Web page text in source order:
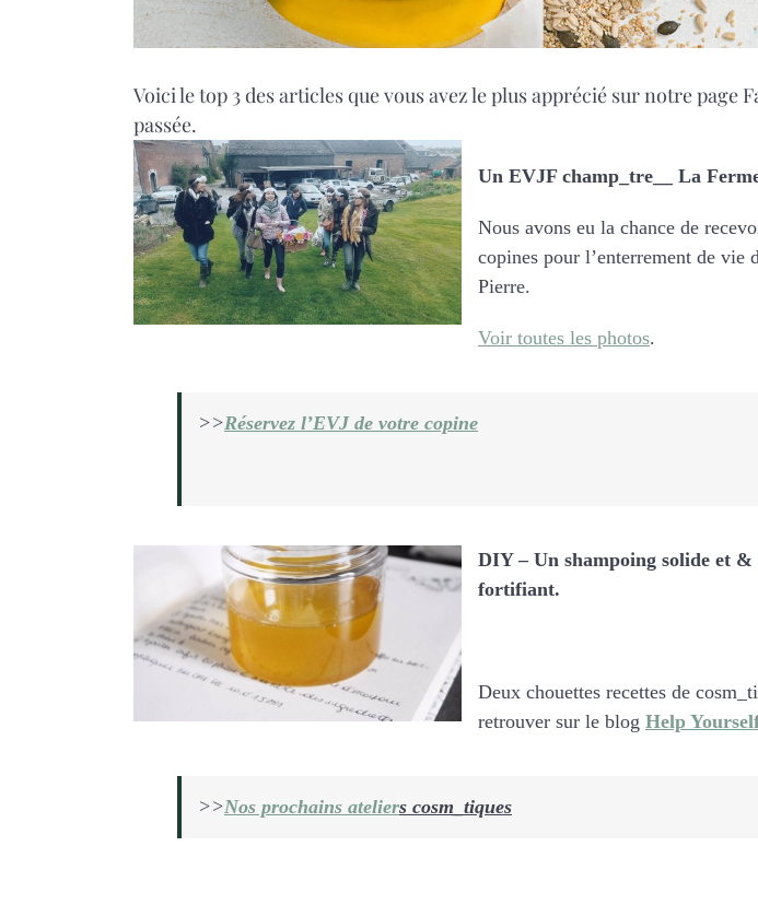
Voici le top 3 des articles que vous avez le plus apprécié sur notre page
passée.
Un EVJF champ_tre__ La
Nous avons eu la chance de
copines pour l’enterrement de
Pierre.
Voir toutes les photos.
>>Réservez l’EVJ de votre copine
DIY – Un shampoing solide et
fortifiant.
Deux chouettes recettes de
retrouver sur le blog Help
>>Nos prochains ateliers cosm_tiques